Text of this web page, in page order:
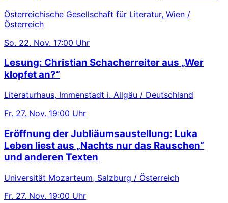
Österreichische Gesellschaft für Literatur, Wien /
Österreich
So. 22. Nov. 17:00 Uhr
Lesung: Christian Schacherreiter aus „Wer
klopfet an?“
Literaturhaus, Immenstadt i. Allgäu / Deutschland
Fr. 27. Nov. 19:00 Uhr
Eröffnung der Jubliäumsaustellung: Luka
Leben liest aus „Nachts nur das Rauschen“
und anderen Texten
Universität Mozarteum, Salzburg / Österreich
Fr. 27. Nov. 19:00 Uhr